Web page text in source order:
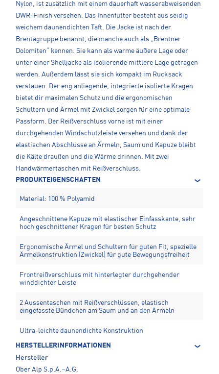
Nylon, ist zusätzlich mit einem dauerhaft wasserabweisenden
DWR-Finish versehen. Das Innenfutter besteht aus seidig
weichem daunendichten Taft. Die Jacke ist nach der
Brentagruppe benannt, die manche auch als „Brentner
Dolomiten“ kennen. Sie kann als warme äußere Lage oder
unter einer Shelljacke als isolierende mittlere Lage getragen
werden. Außerdem lässt sie sich kompakt im Rucksack
verstauen. Der eng anliegende, integrierte isolierte Kragen
bietet dir maximalen Schutz und die ergonomischen
Schultern und Ärmel mit Zwickel sorgen für eine optimale
Passform. Der Reißverschluss vorne ist mit einer
durchgehenden Windschutzleiste versehen und dank der
elastischen Abschlüsse an Ärmeln, Saum und Kapuze bleibt
die Kälte draußen und die Wärme drinnen. Mit zwei
Handwärmertaschen mit Reißverschluss.
PRODUKTEIGENSCHAFTEN
Material: 100 % Polyamid
Angeschnittene Kapuze mit elastischer Einfasskante, sehr
hoch geschnittener Kragen für besten Schutz
Ergonomische Ärmel und Schultern für guten Fit, spezielle
Ärmelkonstruktion (Zwickel) für gute Bewegungsfreiheit
Frontreißverschluss mit hinterlegter durchgehender
winddichter Leiste
2 Aussentaschen mit Reißverschlüssen, elastisch
eingefasste Bündchen am Saum und an den Ärmeln
Ultra-leichte daunendichte Konstruktion
HERSTELLERINFORMATIONEN
Hersteller
Ober Alp S.p.A.–A.G.